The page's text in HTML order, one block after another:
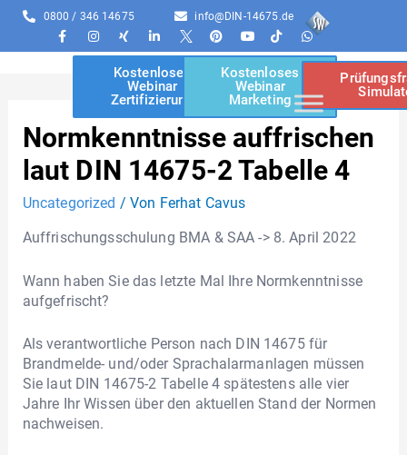
0800 / 346 14675 info@DIN-14675.de
Kostenloses
Webinar
Zertifizierung
Kostenloses
Webinar
Marketing
Normkenntnisse auffrischen
laut DIN 14675-2 Tabelle 4
Uncategorized / Von Ferhat Cavus
Auffrischungsschulung BMA & SAA -> 8. April 2022
Wann haben Sie das letzte Mal Ihre Normkenntnisse
aufgefrischt?
Als verantwortliche Person nach DIN 14675 für
Brandmelde- und/oder Sprachalarmanlagen müssen
Sie laut DIN 14675-2 Tabelle 4 spätestens alle vier
Jahre Ihr Wissen über den aktuellen Stand der Normen
nachweisen.